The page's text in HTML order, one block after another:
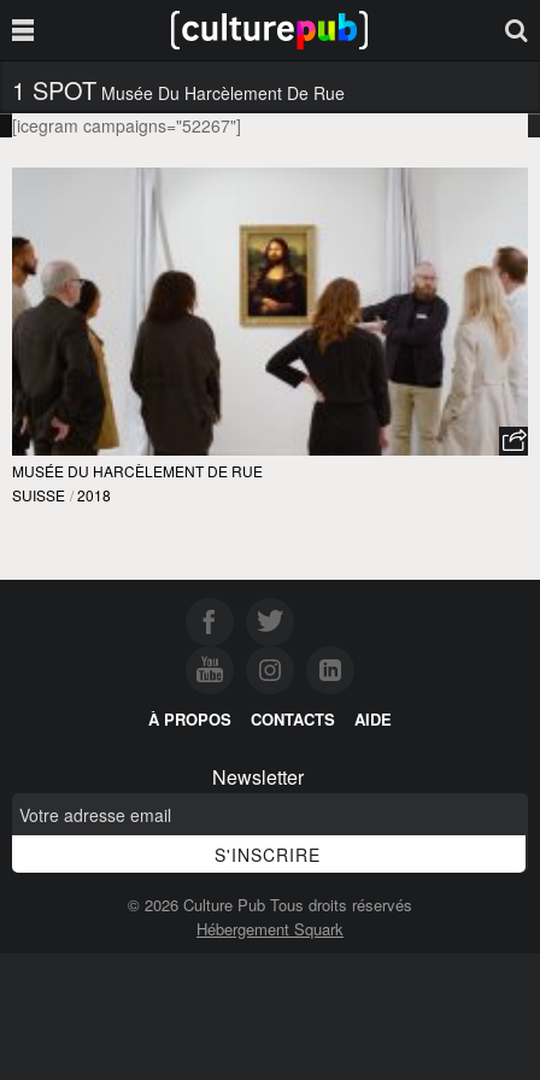
1 SPOT Musée Du Harcèlement De Rue
[icegram campaigns="52267"]
MUSÉE DU HARCÈLEMENT DE RUE
SUISSE / 2018
À PROPOS CONTACTS AIDE
Newsletter
© 2026 Culture Pub Tous droits réservés
Hébergement Squark